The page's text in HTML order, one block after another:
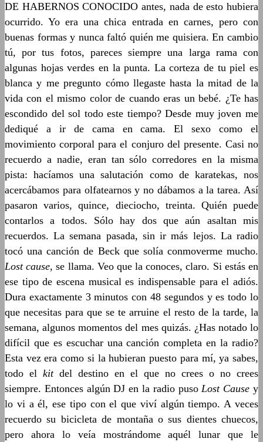
DE HABERNOS CONOCIDO antes, nada de esto hubiera
ocurrido. Yo era una chica entrada en carnes, pero con
buenas formas y nunca faltó quién me quisiera. En cambio
tú, por tus fotos, pareces siempre una larga rama con
algunas hojas verdes en la punta. La corteza de tu piel es
blanca y me pregunto cómo llegaste hasta la mitad de la
vida con el mismo color de cuando eras un bebé. ¿Te has
escondido del sol todo este tiempo? Desde muy joven me
dediqué a ir de cama en cama. El sexo como el
movimiento corporal para el conjuro del presente. Casi no
recuerdo a nadie, eran tan sólo corredores en la misma
pista: hacíamos una salutación como de karatekas, nos
acercábamos para olfatearnos y no dábamos a la tarea. Así
pasaron varios, quince, dieciocho, treinta. Quién puede
contarlos a todos. Sólo hay dos que aún asaltan mis
recuerdos. La semana pasada, sin ir más lejos. La radio
tocó una canción de Beck que solía conmoverme mucho.
Lost cause, se llama. Veo que la conoces, claro. Si estás en
ese tipo de escena musical es indispensable para el adiós.
Dura exactamente 3 minutos con 48 segundos y es todo lo
que necesitas para que se te arruine el resto de la tarde, la
semana, algunos momentos del mes quizás. ¿Has notado lo
difícil que es escuchar una canción completa en la radio?
Esta vez era como si la hubieran puesto para mí, ya sabes,
todo el kitdel destino en el que no crees o no crees
siempre. Entonces algún DJ en la radio pusoLost Causey
lo vi a él, ese tipo con el que viví algún tiempo. A veces
recuerdo su bicicleta de montaña o sus dientes chuecos,
pero ahora lo veía mostrándome aquél lunar que le